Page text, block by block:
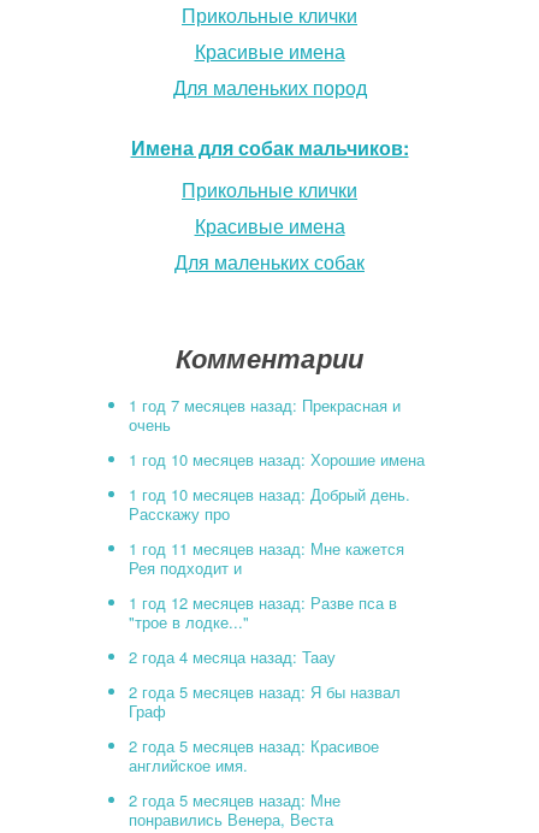
Прикольные клички
Красивые имена
Для маленьких пород
Имена для собак мальчиков:
Прикольные клички
Красивые имена
Для маленьких собак
Комментарии
1 год 7 месяцев назад: Прекрасная и
очень
1 год 10 месяцев назад: Хорошие имена
1 год 10 месяцев назад: Добрый день.
Расскажу про
1 год 11 месяцев назад: Мне кажется
Рея подходит и
1 год 12 месяцев назад: Разве пса в
"трое в лодке..."
2 года 4 месяца назад: Таау
2 года 5 месяцев назад: Я бы назвал
Граф
2 года 5 месяцев назад: Красивое
английское имя.
2 года 5 месяцев назад: Мне
понравились Венера, Веста